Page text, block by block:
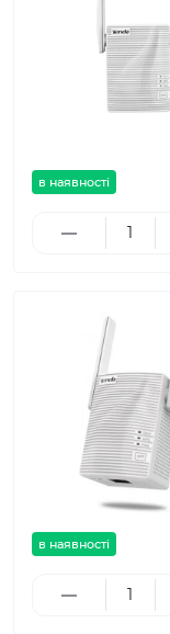
в наявності
в наявності